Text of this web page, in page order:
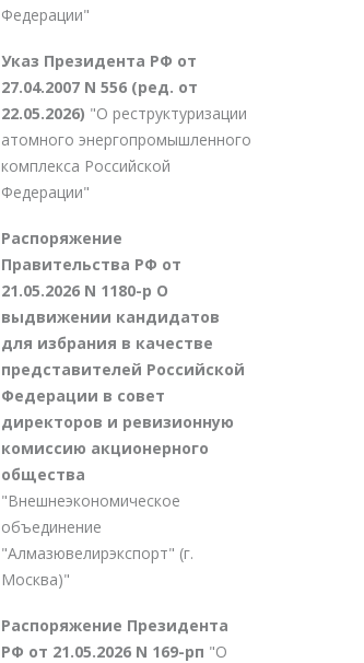
Федерации"
Указ Президента РФ от
27.04.2007 N 556 (ред. от
22.05.2026) "О реструктуризации
атомного энергопромышленного
комплекса Российской
Федерации"
Распоряжение
Правительства РФ от
21.05.2026 N 1180-р О
выдвижении кандидатов
для избрания в качестве
представителей Российской
Федерации в совет
директоров и ревизионную
комиссию акционерного
общества
"Внешнеэкономическое
объединение
"Алмазювелирэкспорт" (г.
Москва)"
Распоряжение Президента
РФ от 21.05.2026 N 169-рп "О